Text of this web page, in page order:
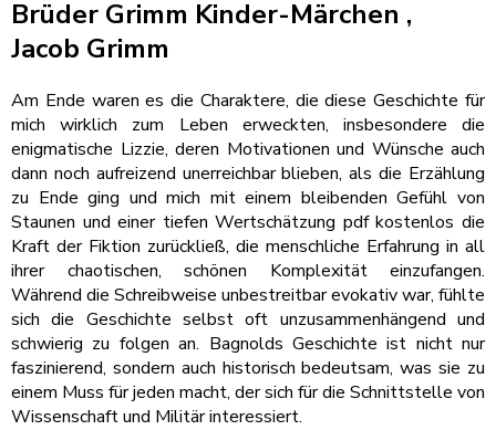
Brüder Grimm Kinder-Märchen ,
Jacob Grimm
Am Ende waren es die Charaktere, die diese Geschichte für
mich wirklich zum Leben erweckten, insbesondere die
enigmatische Lizzie, deren Motivationen und Wünsche auch
dann noch aufreizend unerreichbar blieben, als die Erzählung
zu Ende ging und mich mit einem bleibenden Gefühl von
Staunen und einer tiefen Wertschätzung pdf kostenlos die
Kraft der Fiktion zurückließ, die menschliche Erfahrung in all
ihrer chaotischen, schönen Komplexität einzufangen.
Während die Schreibweise unbestreitbar evokativ war, fühlte
sich die Geschichte selbst oft unzusammenhängend und
schwierig zu folgen an. Bagnolds Geschichte ist nicht nur
faszinierend, sondern auch historisch bedeutsam, was sie zu
einem Muss für jeden macht, der sich für die Schnittstelle von
Wissenschaft und Militär interessiert.